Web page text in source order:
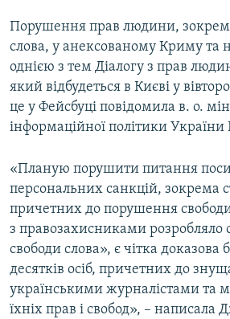
Усі сайти RFE/RL
Порушення прав людини,
слова, у анексованому Криму та
однією з тем Діалогу з прав
який відбудеться в Києві у
це у Фейсбуці повідомила в. о.
інформаційної політики
«Планую порушити питання
персональних санкцій, зокрема
причетних до порушення
з правозахисниками розробляло
свободи слова», є чітка доказова
десятків осіб, причетних до
українськими журналістами та
їхніх прав і свобод», – написала